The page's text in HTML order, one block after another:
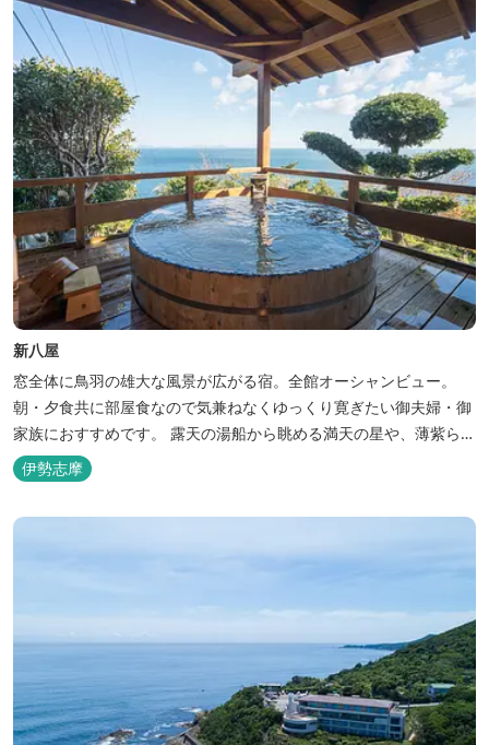
新八屋
窓全体に鳥羽の雄大な風景が広がる宿。全館オーシャンビュー。
朝・夕食共に部屋食なので気兼ねなくゆっくり寛ぎたい御夫婦・御
家族におすすめです。 露天の湯船から眺める満天の星や、薄紫ら染
まる朝の海は一見の価値有。夕食は旬の素材を大釜で蒸し上げる名
物「五右衛門蒸し」、鯛や伊勢海老の舟盛りに海鮮鍋も。
伊勢志摩